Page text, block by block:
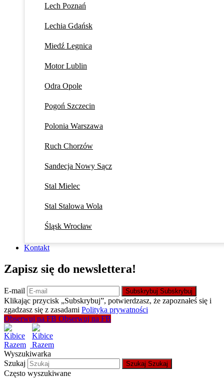
Lech Poznań
Lechia Gdańsk
Miedź Legnica
Motor Lublin
Odra Opole
Pogoń Szczecin
Polonia Warszawa
Ruch Chorzów
Sandecja Nowy Sącz
Stal Mielec
Stal Stalowa Wola
Śląsk Wrocław
Kontakt
Zapisz się do newslettera!
E-mail Subskrybuj Subskrybuj
Klikając przycisk „Subskrybuj”, potwierdzasz, że zapoznałeś się i
zgadzasz się z zasadami Polityka prywatności
Obserwuj na FB Obserwuj na FB
Wyszukiwarka
Szukaj
Szukaj Szukaj
Często wyszukiwane